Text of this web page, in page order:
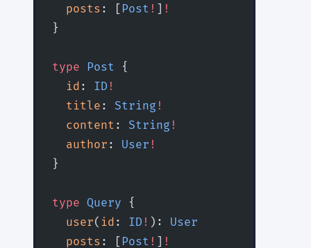
  posts
: [ Post ! ] !
}
type Post {
  id
: ID !
  title
: String !
  content
: String !
  author
: User !
}
type Query {
  user
( id : ID ! ): User
  posts
: [ Post ! ] !